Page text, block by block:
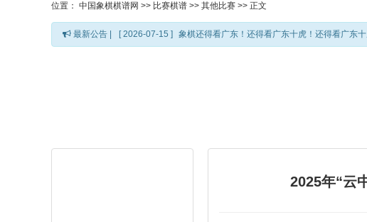
位置： 中国象棋棋谱网 >> 比赛棋谱 >> 其他比赛 >> 正文
最新公告 | [ 2026-07-15 ] 象棋还得看广东！还得看广东十虎！还得看广东十
2025年“云